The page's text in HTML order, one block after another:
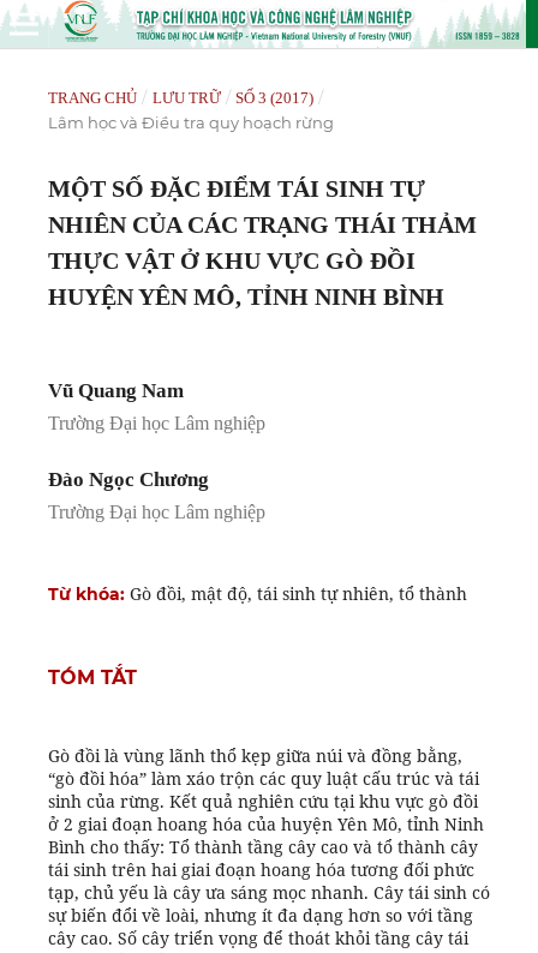
TRANG CHỦ / LƯU TRỮ / SỐ 3 (2017) /
Lâm học và Điều tra quy hoạch rừng
MỘT SỐ ĐẶC ĐIỂM TÁI SINH TỰ
NHIÊN CỦA CÁC TRẠNG THÁI THẢM
THỰC VẬT Ở KHU VỰC GÒ ĐỒI
HUYỆN YÊN MÔ, TỈNH NINH BÌNH
Vũ Quang Nam
Trường Đại học Lâm nghiệp
Đào Ngọc Chương
Trường Đại học Lâm nghiệp
Từ khóa: Gò đồi, mật độ, tái sinh tự nhiên, tổ thành
TÓM TẮT
Gò đồi là vùng lãnh thổ kẹp giữa núi và đồng bằng,
“gò đồi hóa” làm xáo trộn các quy luật cấu trúc và tái
sinh của rừng. Kết quả nghiên cứu tại khu vực gò đồi
ở 2 giai đoạn hoang hóa của huyện Yên Mô, tỉnh Ninh
Bình cho thấy: Tổ thành tầng cây cao và tổ thành cây
tái sinh trên hai giai đoạn hoang hóa tương đối phức
tạp, chủ yếu là cây ưa sáng mọc nhanh. Cây tái sinh có
sự biến đổi về loài, nhưng ít đa dạng hơn so với tầng
cây cao. Số cây triển vọng để thoát khỏi tầng cây tái